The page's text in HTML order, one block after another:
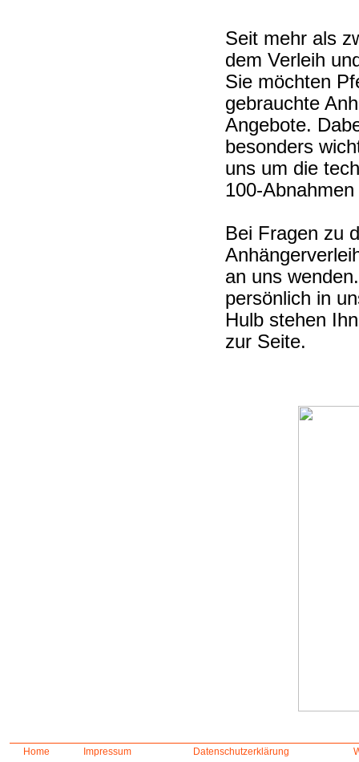
Seit mehr als
dem Verleih
Sie möchten
gebrauchte
Angebote.
besonders
uns um die
100-
Bei Fragen zu
an uns
persönlich in
Hulb stehen
zur Seite.
Home Impressum Datenschutzerklärung